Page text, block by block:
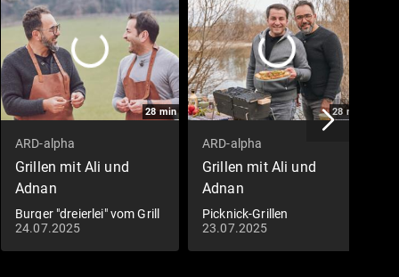
Grill
mit
geht es
28min
ARD-alpha
Grillen mit Ali und
Adnan
Burger "dreierlei" vom Grill
24.07.2025
28 min
ARD-alpha
Grillen mit Ali und
Adnan
Picknick-Grillen
23.07.2025